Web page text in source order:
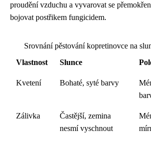
proudění vzduchu a vyvarovat se
bojovat postřikem fungicidem.
Srovnání pěstování kopretinovce na
Vlastnost
Slunce
Kvetení Bohaté, syté barvy
Zálivka
Častější, zemina
nesmí vyschnout